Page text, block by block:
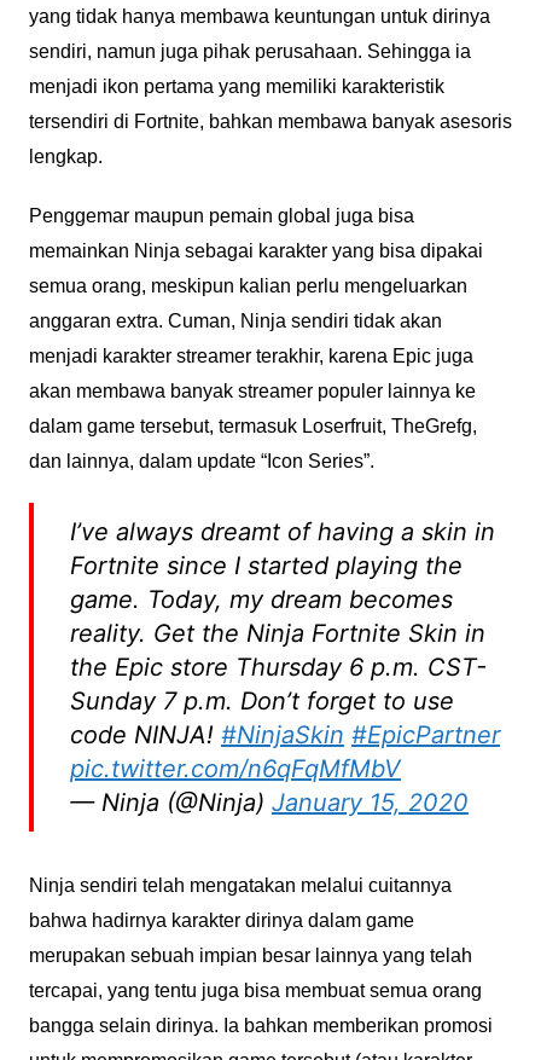
yang tidak hanya membawa keuntungan untuk dirinya
sendiri, namun juga pihak perusahaan. Sehingga ia
menjadi ikon pertama yang memiliki karakteristik
tersendiri di Fortnite, bahkan membawa banyak asesoris
lengkap.
Penggemar maupun pemain global juga bisa
memainkan Ninja sebagai karakter yang bisa dipakai
semua orang, meskipun kalian perlu mengeluarkan
anggaran extra. Cuman, Ninja sendiri tidak akan
menjadi karakter streamer terakhir, karena Epic juga
akan membawa banyak streamer populer lainnya ke
dalam game tersebut, termasuk Loserfruit, TheGrefg,
dan lainnya, dalam update “Icon Series”.
I’ve always dreamt of having a skin in
Fortnite since I started playing the
game. Today, my dream becomes
reality. Get the Ninja Fortnite Skin in
the Epic store Thursday 6 p.m. CST-
Sunday 7 p.m. Don’t forget to use
code NINJA! #NinjaSkin #EpicPartner
pic.twitter.com/n6qFqMfMbV
— Ninja (@Ninja) January 15, 2020
Ninja sendiri telah mengatakan melalui cuitannya
bahwa hadirnya karakter dirinya dalam game
merupakan sebuah impian besar lainnya yang telah
tercapai, yang tentu juga bisa membuat semua orang
bangga selain dirinya. Ia bahkan memberikan promosi